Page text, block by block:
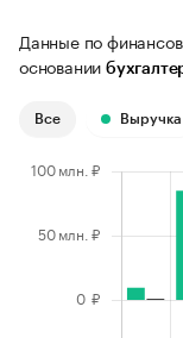
Данные по
основании
Все Выручка